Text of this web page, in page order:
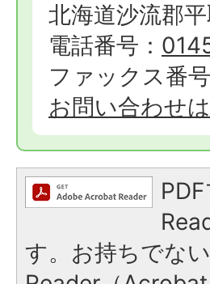
北海道沙流郡
電話番号：
ファックス番号
お問い合わせ
す。お持ちでな